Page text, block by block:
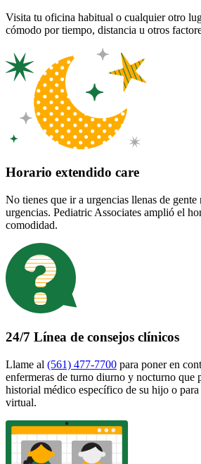
Visita tu oficina habitual o cualquier otro
cómodo por tiempo, distancia u otros
Horario extendido care
No tienes que ir a urgencias llenas de gente
urgencias. Pediatric Associates amplió el
comodidad.
24/7 Línea de consejos clínicos
Llame al (561) 477-7700 para poner en
enfermeras de turno diurno y nocturno que
historial médico específico de su hijo o
virtual.